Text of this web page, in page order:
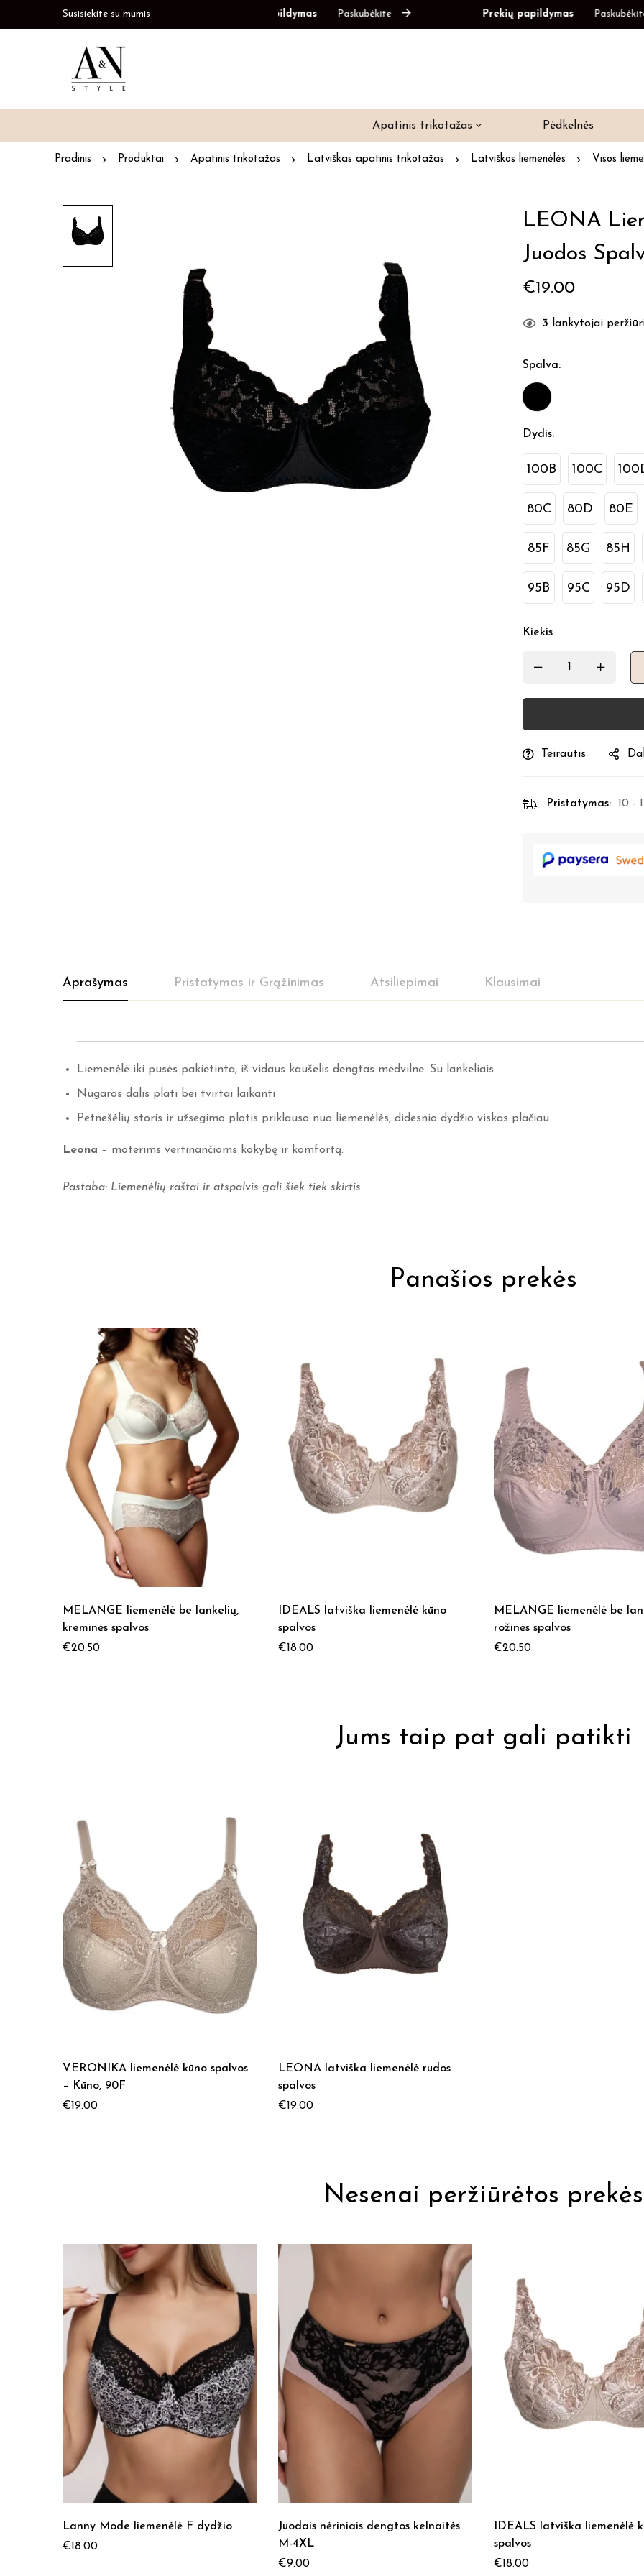
Susisiekite su mumis
Paskubėkite Prekių papildymas Paskubėkite Prekių papildymas Paskubėkite
Apatinis trikotažas Pėdkelnės
Pradinis Produktai Apatinis trikotažas Latviškas apatinis trikotažas Latviškos liemenėlės Visos
LEONA
Juodos
€19.00
3 lankytojai
Spalva:
Dydis:
100B 100C
80C 80D 80E
85F 85G 85H
95B 95C 95D
Kiekis
Teirautis
Pristatymas: 10 -
Aprašymas Pristatymas ir Grąžinimas Atsiliepimai Klausimai
Liemenėlė iki pusės pakietinta, iš vidaus kaušelis dengtas medvilne. Su lankeliais
Nugaros dalis plati bei tvirtai laikanti
Petnešėlių storis ir užsegimo plotis priklauso nuo liemenėlės, didesnio dydžio viskas plačiau
Leona – moterims vertinančioms kokybę ir komfortą.
Pastaba: Liemenėlių raštai ir atspalvis gali šiek tiek skirtis.
Panašios prekės
MELANGE liemenėlė be lankelių,
kreminės spalvos
€20.50
IDEALS latviška liemenėlė kūno
spalvos
€18.00
MELANGE liemenėlė be
rožinės spalvos
€20.50
Jums taip pat gali patikti
VERONIKA liemenėlė kūno spalvos
– Kūno, 90F
€19.00
LEONA latviška liemenėlė rudos
spalvos
€19.00
Nesenai peržiūrėtos prekės
Lanny Mode liemenėlė F dydžio
€18.00
Juodais nėriniais dengtos kelnaitės
M-4XL
€9.00
IDEALS latviška liemenėlė
spalvos
€18.00